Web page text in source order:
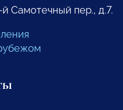
Самотечный пер., д.7.